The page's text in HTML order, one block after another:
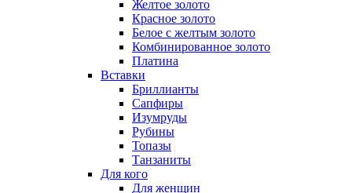
Желтое золото
Красное золото
Белое с желтым золото
Комбинированное золото
Платина
Вставки
Бриллианты
Сапфиры
Изумруды
Рубины
Топазы
Танзаниты
Для кого
Для женщин